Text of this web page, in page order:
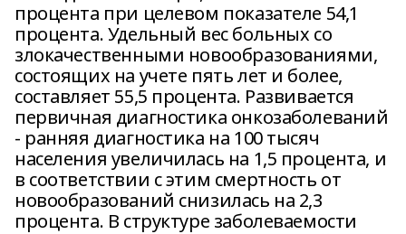
процента при целевом показателе 54,1
процента. Удельный вес больных со
злокачественными новообразованиями,
состоящих на учете пять лет и более,
составляет 55,5 процента. Развивается
первичная диагностика онкозаболеваний
- ранняя диагностика на 100 тысяч
населения увеличилась на 1,5 процента, и
в соответствии с этим смертность от
новообразований снизилась на 2,3
процента. В структуре заболеваемости